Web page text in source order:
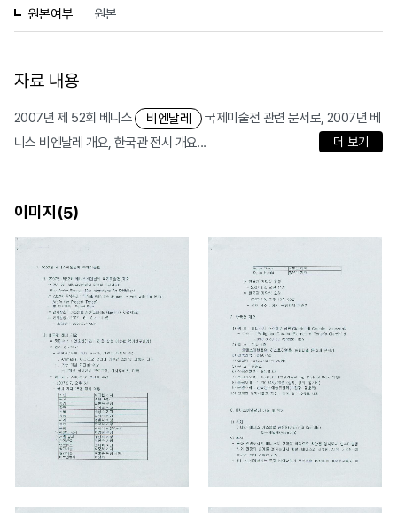
원본여부 원본
자료 내용
2007년 제 52회 베니스 비엔날레
국제미술전 관련 문서로, 2007년 베
니스 비엔날레 개요, 한국관 전시 개요...
더 보기
이미지(5)